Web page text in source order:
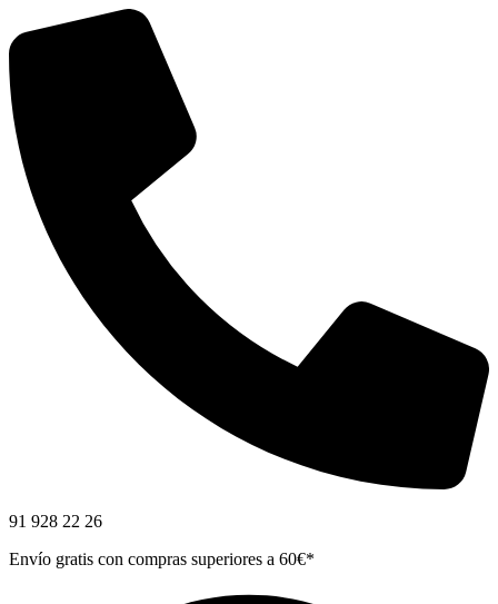
91 928 22 26
Envío gratis con compras superiores a 60€*